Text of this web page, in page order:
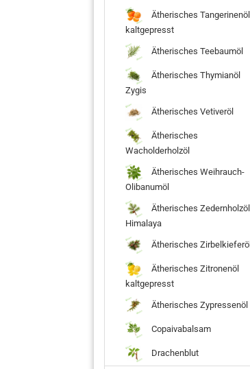
Ätherisches Tangerinenöl
kaltgepresst
Ätherisches Teebaumöl
Ätherisches Thymianöl
Zygis
Ätherisches Vetiveröl
Ätherisches
Wacholderholzöl
Ätherisches Weihrauch-
Olibanumöl
Ätherisches Zedernholzöl
Himalaya
Ätherisches Zirbelkieferöl
Ätherisches Zitronenöl
kaltgepresst
Ätherisches Zypressenöl
Copaivabalsam
Drachenblut